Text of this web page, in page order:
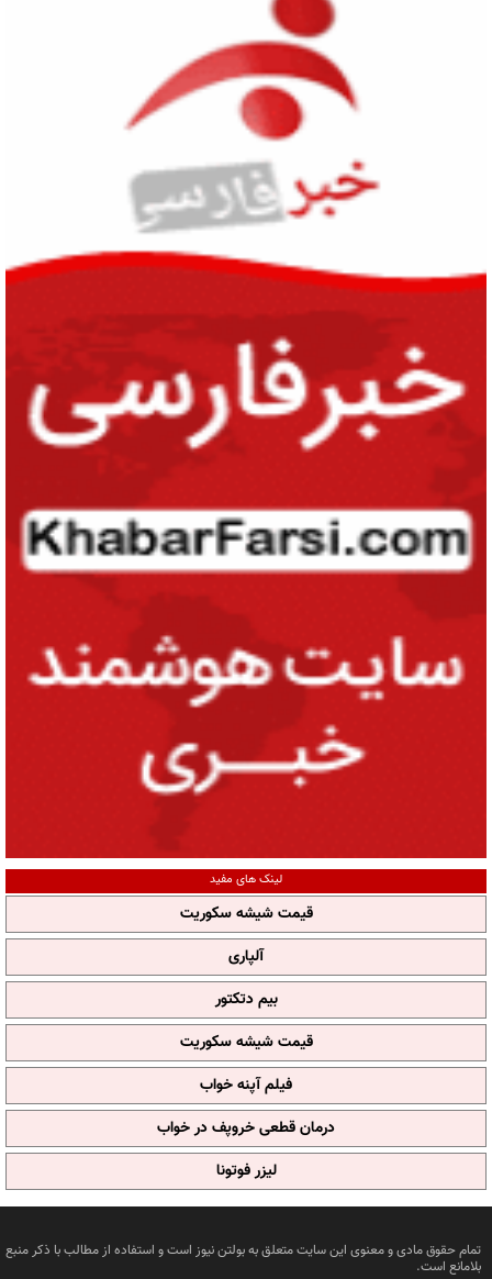
لینک های مفید
قیمت شیشه سکوریت
آلپاری
بیم دتکتور
قیمت شیشه سکوریت
فیلم آپنه خواب
درمان قطعی خروپف در خواب
لیزر فوتونا
تمام حقوق مادی و معنوی این سایت متعلق به بولتن نیوز است و استفاده از مطالب با ذکر منبع
بلامانع است.